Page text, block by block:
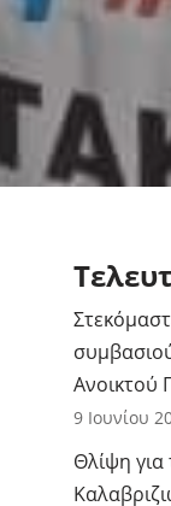
Ανοικτού
9 Ιουνίου
Θλίψη